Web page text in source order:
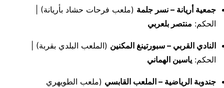
جمعية أريانة – نسر جلمة (ملعب فرحات حشاد بأريانة) |
الحكم: منتصر بلعربي
النادي القربي – سبورتينغ المكنين (الملعب البلدي بقربة) |
الحكم: ياسين الهماني
جندوبة الرياضية – الملعب القابسي (ملعب الطويهري